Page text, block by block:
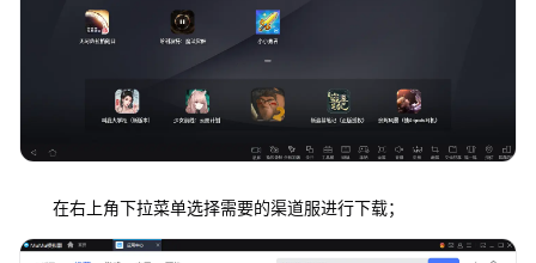
在右上角下拉菜单选择需要的渠道服进行下载；